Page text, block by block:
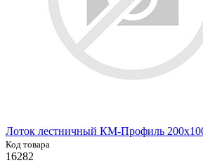
Лоток лестничный КМ-Профиль
Код товара
16282